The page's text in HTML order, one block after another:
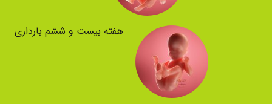
هفته بیست و ششم بارداری